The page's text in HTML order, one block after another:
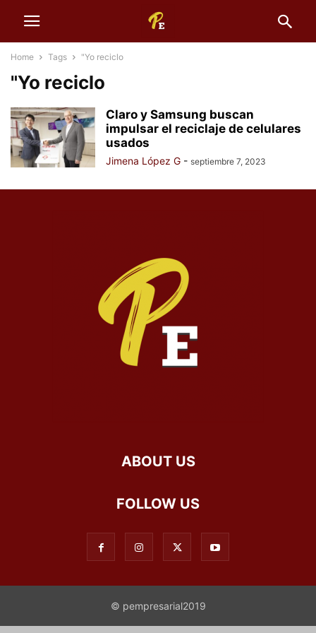
Home Tags "Yo reciclo
"Yo reciclo
Claro y Samsung buscan
impulsar el reciclaje de celulares
usados
Jimena López G - septiembre 7, 2023
ABOUT US
FOLLOW US
© pempresarial2019